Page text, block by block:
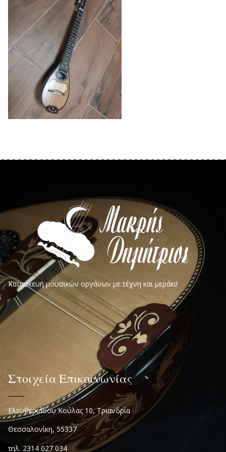
Κατασκευή μουσικών οργάνων με τέχνη και μεράκι!
Στοιχεία Επικοινωνίας
Ελευθεριάδου Κούλας 10, Τριανδρία
Θεσσαλονίκη, 55337
τηλ. 2314 027 034